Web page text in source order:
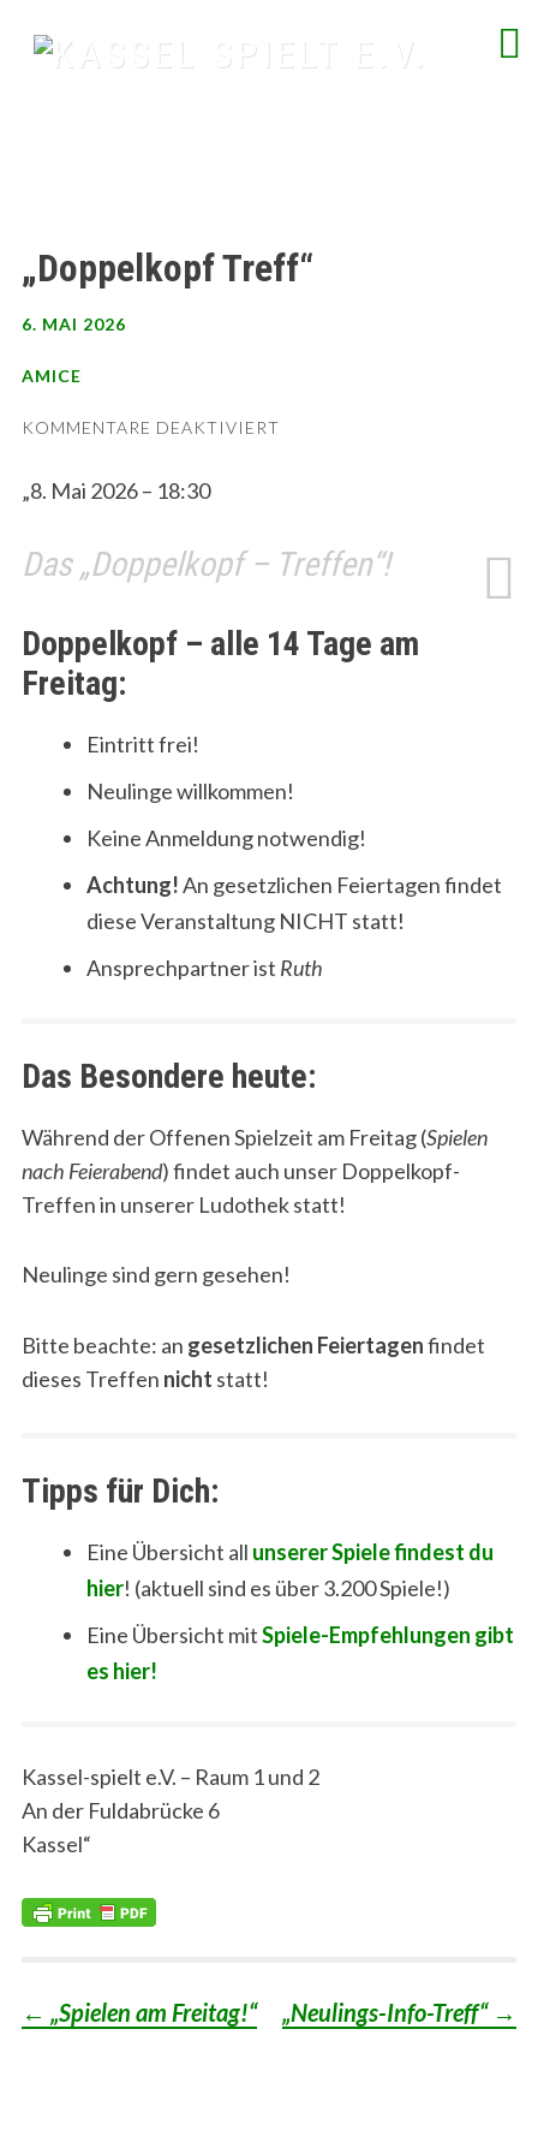
„Doppelkopf Treff“
6. MAI 2026
AMICE
KOMMENTARE DEAKTIVIERTFÜR
„8. Mai 2026 – 18:30
Das „Doppelkopf – Treffen“!
Doppelkopf – alle 14 Tage am
Freitag:
Eintritt frei!
Neulinge willkommen!
Keine Anmeldung notwendig!
Achtung!An gesetzlichen Feiertagen findet
diese Veranstaltung NICHT statt!
Ansprechpartner ist Ruth
Das Besondere heute:
Während der Offenen Spielzeit am Freitag (Spielen
nach Feierabend) findet auch unser Doppelkopf-
Treffen in unserer Ludothek statt!
Neulinge sind gern gesehen!
Bitte beachte: an gesetzlichen Feiertagenfindet
dieses Treffen nicht statt!
Tipps für Dich:
Eine Übersicht all unserer Spiele findest du
hier! (aktuell sind es über 3.200 Spiele!)
Eine Übersicht mitSpiele-Empfehlungen gibt
es hier!
Kassel-spielt e.V. – Raum 1 und 2
An der Fuldabrücke 6
Kassel“
Post
← „Spielen am Freitag!“ „Neulings-Info-Treff“ →